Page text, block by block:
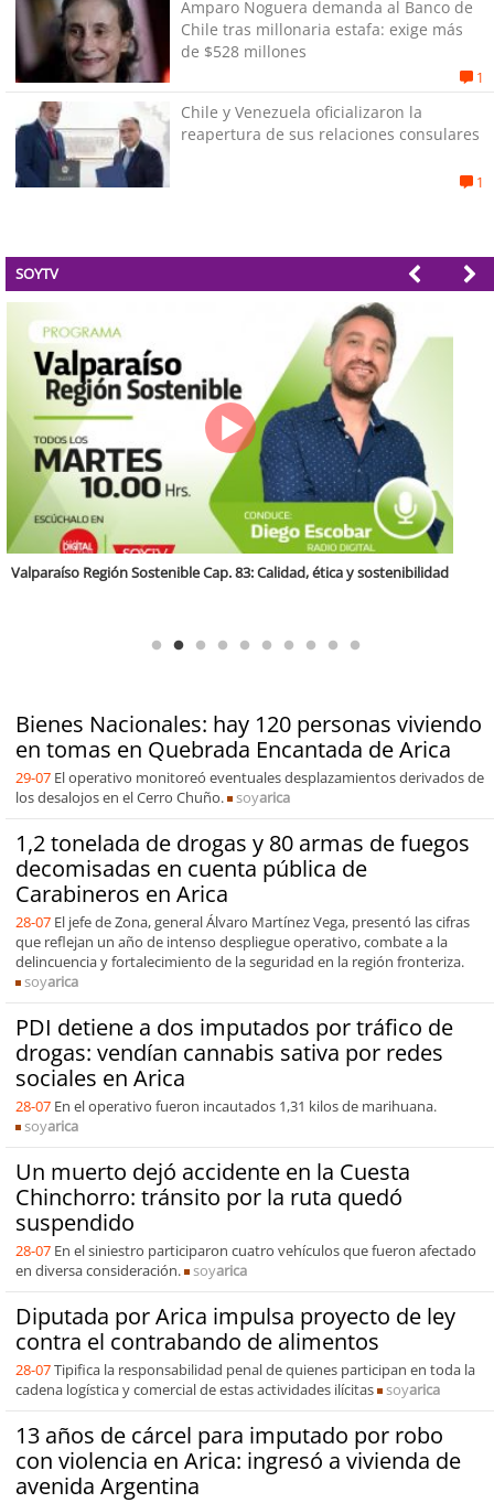
Amparo Noguera demanda al Banco de
Chile tras millonaria estafa: exige más
de $528 millones
1
Chile y Venezuela oficializaron la
reapertura de sus relaciones consulares
1
SOYTV
Bienes Nacionales: hay 120 personas viviendo
en tomas en Quebrada Encantada de Arica
29-07 El operativo monitoreó eventuales desplazamientos derivados de
los desalojos en el Cerro Chuño.
soyarica
1,2 tonelada de drogas y 80 armas de fuegos
decomisadas en cuenta pública de
Carabineros en Arica
28-07 El jefe de Zona, general Álvaro Martínez Vega, presentó las cifras
que reflejan un año de intenso despliegue operativo, combate a la
delincuencia y fortalecimiento de la seguridad en la región fronteriza.
soyarica
PDI detiene a dos imputados por tráfico de
drogas: vendían cannabis sativa por redes
sociales en Arica
28-07 En el operativo fueron incautados 1,31 kilos de marihuana.
soyarica
Un muerto dejó accidente en la Cuesta
Chinchorro: tránsito por la ruta quedó
suspendido
28-07 En el siniestro participaron cuatro vehículos que fueron afectado
en diversa consideración.
soyarica
Diputada por Arica impulsa proyecto de ley
contra el contrabando de alimentos
28-07Tipifica la responsabilidad penal de quienes participan en toda la
cadena logística y comercial de estas actividades ilícitas
soyarica
13 años de cárcel para imputado por robo
con violencia en Arica: ingresó a vivienda de
avenida Argentina